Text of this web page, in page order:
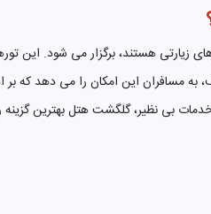
زیارتی هستند، برگزار می شود. این
این امکان را می دهد که بر
بی نظیر، گلگشت هتل بهترین